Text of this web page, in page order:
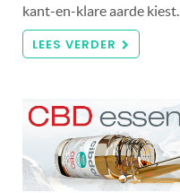
kant-en-klare aarde kiest.
LEES VERDER